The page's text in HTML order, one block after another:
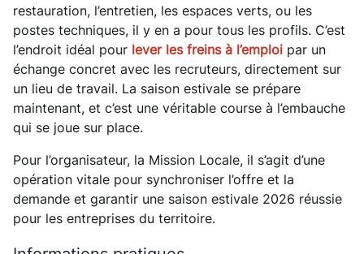
restauration, l’entretien, les espaces verts, ou les
postes techniques, il y en a pour tous les profils. C’est
l’endroit idéal pour lever les freins à l’emploi par un
échange concret avec les recruteurs, directement sur
un lieu de travail. La saison estivale se prépare
maintenant, et c’est une véritable course à l’embauche
qui se joue sur place.
Pour l’organisateur, la Mission Locale, il s’agit d’une
opération vitale pour synchroniser l’offre et la
demande et garantir une saison estivale 2026 réussie
pour les entreprises du territoire.